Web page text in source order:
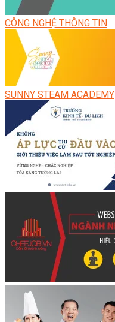
CÔNG NGHỆ THÔNG TIN
SUNNY STEAM ACADEMY